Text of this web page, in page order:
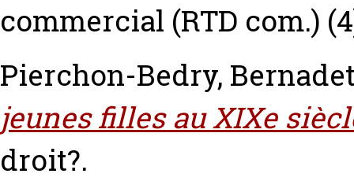
commercial (RTD com.)
Pierchon-Bedry,
jeunes filles au XIXe
droit?.